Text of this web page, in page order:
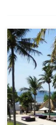
2023
sur Gili
de
sur
encore